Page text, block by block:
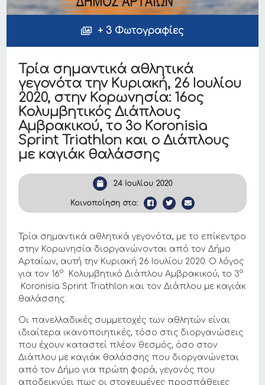
+ 3 Φωτογραφίες
Τρία σημαντικά αθλητικά
γεγονότα την Κυριακή, 26 Ιουλίου
2020, στην Κορωνησία: 16ος
Κολυμβητικός Διάπλους
Αμβρακικού, το 3ο Koronisia
Sprint Triathlon και ο Διάπλους
με καγιάκ θαλάσσης
24 Ιουλίου 2020
Κοινοποίηση στο:
Τρία σημαντικά αθλητικά γεγονότα, με το επίκεντρο
στην Κορωνησία διοργανώνονται από τον Δήμο
Αρταίων, αυτή την Κυριακή 26 Ιουλίου 2020. Ο λόγος
για τον 16ο Κολυμβητικό Διάπλου Αμβρακικού, το 3ο
Koronisia Sprint Triathlon και τον Διάπλου με καγιάκ
θαλάσσης.
Οι πανελλαδικές συμμετοχές των αθλητών είναι
ιδιαίτερα ικανοποιητικές, τόσο στις διοργανώσεις
που έχουν καταστεί πλέον θεσμός, όσο στον
Διάπλου με καγιάκ θαλάσσης που διοργανώνεται
από τον Δήμο για πρώτη φορά, γεγονός που
αποδεικνύει πως οι στοχευμένες προσπάθειες